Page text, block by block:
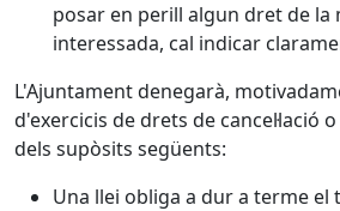
posar en perill algun dret de la
interessada, cal indicar
L'Ajuntament denegarà,
d'exercicis de drets de cancel·lació
dels supòsits següents:
Una llei obliga a dur a terme el